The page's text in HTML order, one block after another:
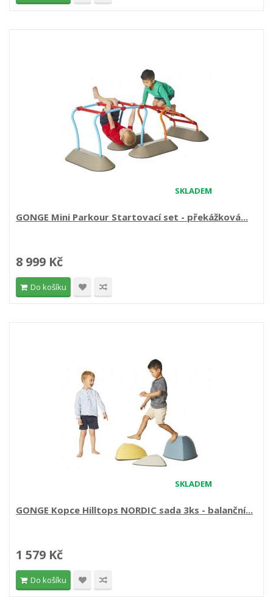
SKLADEM
GONGE Mini Parkour Startovací set - překážková...
8 999 Kč
Do košíku
SKLADEM
GONGE Kopce Hilltops NORDIC sada 3ks - balanční...
1 579 Kč
Do košíku